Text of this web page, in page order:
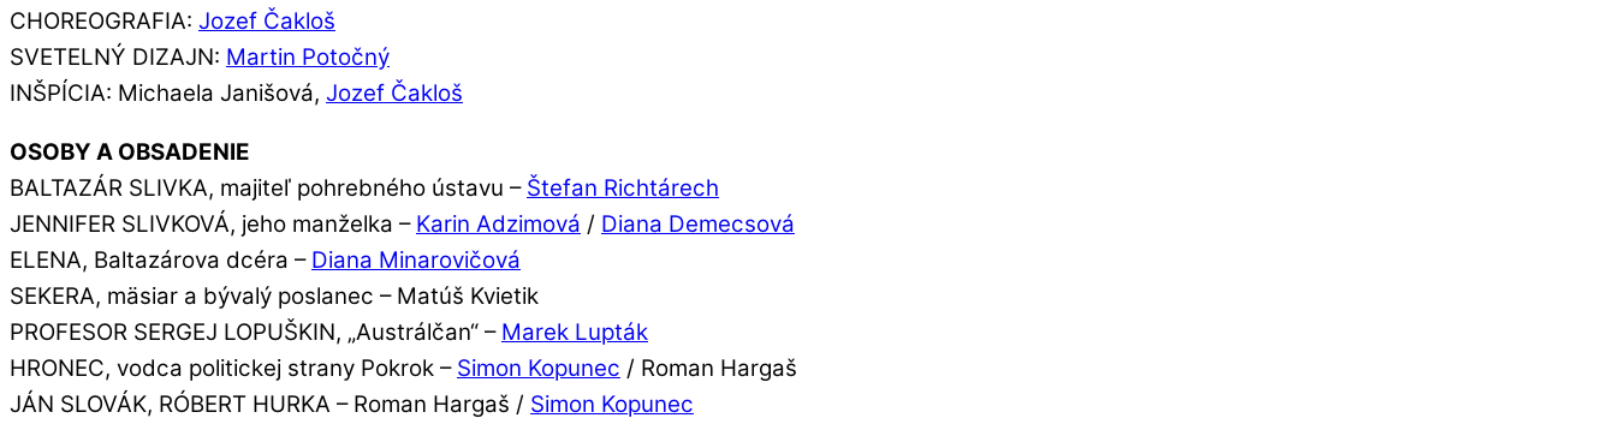
CHOREOGRAFIA: Jozef Čakloš
SVETELNÝ DIZAJN: Martin Potočný
INŠPÍCIA: Michaela Janišová, Jozef Čakloš
OSOBY A OBSADENIE
BALTAZÁR SLIVKA, majiteľ pohrebného ústavu – Štefan Richtárech
JENNIFER SLIVKOVÁ, jeho manželka – Karin Adzimová / Diana Demecsová
ELENA, Baltazárova dcéra – Diana Minarovičová
SEKERA, mäsiar a bývalý poslanec – Matúš Kvietik
PROFESOR SERGEJ LOPUŠKIN, „Austrálčan“ – Marek Lupták
HRONEC, vodca politickej strany Pokrok – Simon Kopunec / Roman Hargaš
JÁN SLOVÁK, RÓBERT HURKA – Roman Hargaš / Simon Kopunec